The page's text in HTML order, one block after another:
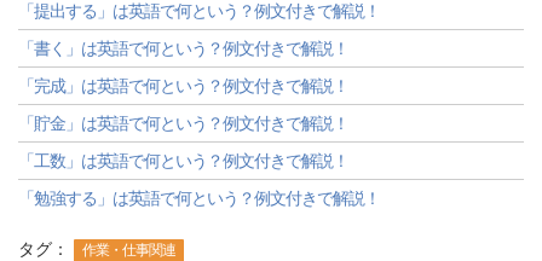
「提出する」は英語で何という？例文付きで解説！
「書く」は英語で何という？例文付きで解説！
「完成」は英語で何という？例文付きで解説！
「貯金」は英語で何という？例文付きで解説！
「工数」は英語で何という？例文付きで解説！
「勉強する」は英語で何という？例文付きで解説！
タグ： 作業・仕事関連